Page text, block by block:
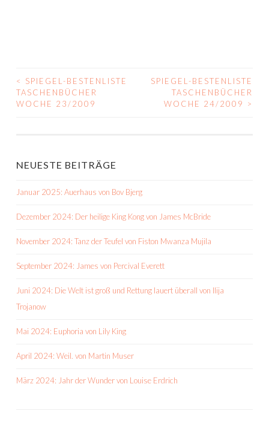
BEITRAGS-
NAVIGATION
<
SPIEGEL-BESTENLISTE
TASCHENBÜCHER
WOCHE 23/2009
SPIEGEL-BESTENLISTE
TASCHENBÜCHER
WOCHE 24/2009
>
NEUESTE BEITRÄGE
Januar 2025: Auerhaus von Bov Bjerg
Dezember 2024: Der heilige King Kong von James McBride
November 2024: Tanz der Teufel von Fiston Mwanza Mujila
September 2024: James von Percival Everett
Juni 2024: Die Welt ist groß und Rettung lauert überall von Ilija
Trojanow
Mai 2024: Euphoria von Lily King
April 2024: Weil. von Martin Muser
März 2024: Jahr der Wunder von Louise Erdrich